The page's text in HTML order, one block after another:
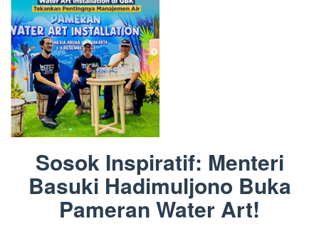
Sosok Inspiratif: Menteri
Basuki Hadimuljono Buka
Pameran Water Art!